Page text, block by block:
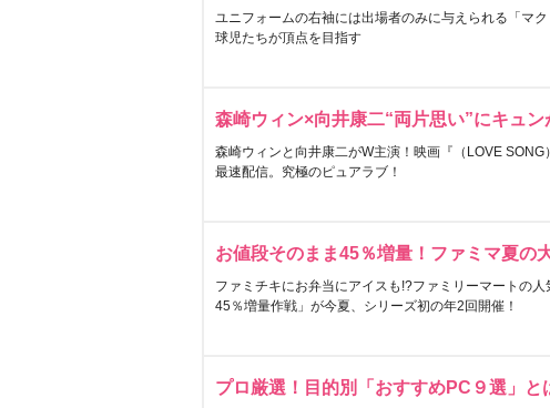
ユニフォームの右袖には出場者のみに与えられる「マ
球児たちが頂点を目指す
森崎ウィン×向井康二“両片思い”にキュン
森崎ウィンと向井康二がW主演！映画『（LOVE
最速配信。究極のピュアラブ！
お値段そのまま45％増量！ファミマ夏の
ファミチキにお弁当にアイスも!?ファミリーマートの
45％増量作戦」が今夏、シリーズ初の年2回開催！
プロ厳選！目的別「おすすめPC９選」と